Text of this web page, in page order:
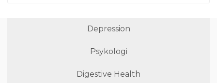
Depression
Psykologi
Digestive Health